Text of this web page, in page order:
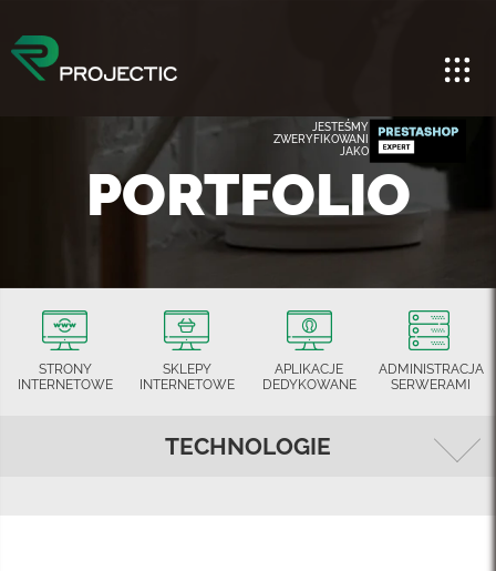
JESTEŚMY
ZWERYFIKOWANI
JAKO
PORTFOLIO
STRONY
INTERNETOWE
SKLEPY
INTERNETOWE
APLIKACJE
DEDYKOWANE
ADMINISTRACJA
SERWERAMI
TECHNOLOGIE